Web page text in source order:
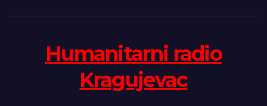
Humanitarni radio
Kragujevac